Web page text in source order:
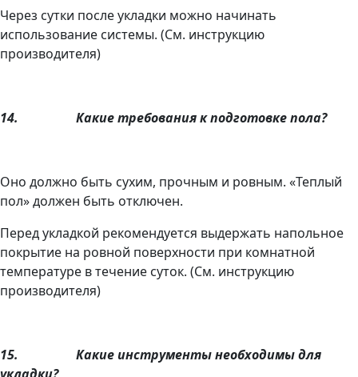
Через сутки после укладки можно начинать
использование системы. (См. инструкцию
производителя)
14. Какие требования к подготовке пола?
Оно должно быть сухим, прочным и ровным. «Теплый
пол» должен быть отключен.
Перед укладкой рекомендуется выдержать напольное
покрытие на ровной поверхности при комнатной
температуре в течение суток. (См. инструкцию
производителя)
15. Какие инструменты необходимы для